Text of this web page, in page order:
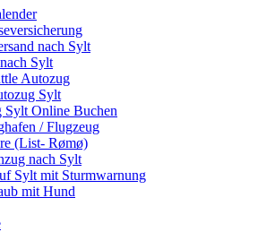
nach Sylt
Sylt
Autozug
Sylt
Sylt Online Buchen
/ Flugzeug
(List- Rømø)
nach Sylt
Sylt mit Sturmwarnung
mit Hund